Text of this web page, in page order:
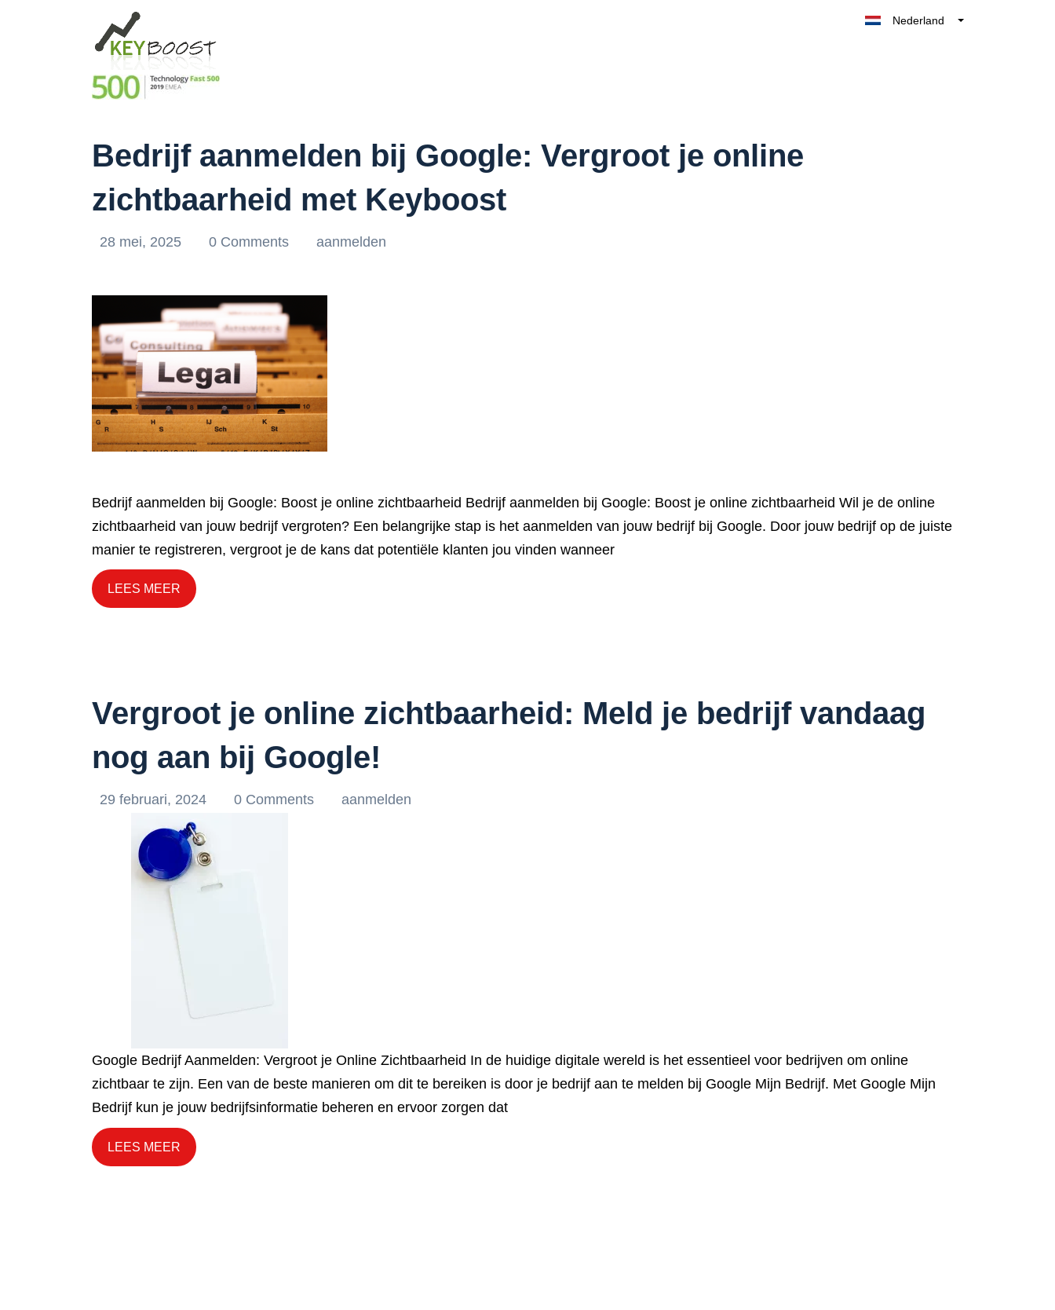
Nederland
Bedrijf aanmelden bij Google: Vergroot je online
zichtbaarheid met Keyboost
28 mei, 2025 0 Comments aanmelden
Bedrijf aanmelden bij Google: Boost je online zichtbaarheid Bedrijf aanmelden bij Google: Boost je online zichtbaarheid Wil je de online
zichtbaarheid van jouw bedrijf vergroten? Een belangrijke stap is het aanmelden van jouw bedrijf bij Google. Door jouw bedrijf op de juiste
manier te registreren, vergroot je de kans dat potentiële klanten jou vinden wanneer
LEES MEER
Vergroot je online zichtbaarheid: Meld je bedrijf vandaag
nog aan bij Google!
29 februari, 2024 0 Comments aanmelden
Google Bedrijf Aanmelden: Vergroot je Online Zichtbaarheid In de huidige digitale wereld is het essentieel voor bedrijven om online
zichtbaar te zijn. Een van de beste manieren om dit te bereiken is door je bedrijf aan te melden bij Google Mijn Bedrijf. Met Google Mijn
Bedrijf kun je jouw bedrijfsinformatie beheren en ervoor zorgen dat
LEES MEER